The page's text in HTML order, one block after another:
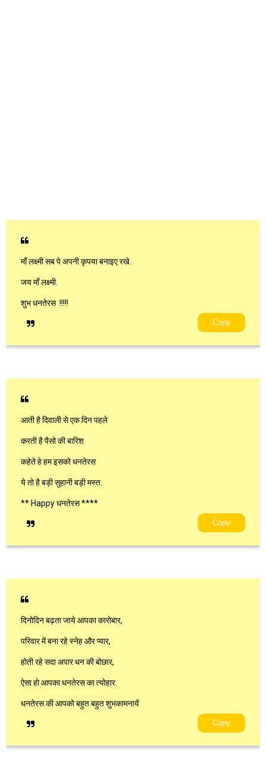
माँ लक्ष्मी सब पे अपनी कृपया बनाइए रखे.
जय माँ लक्ष्मी.
शुभ धनतेरस !!!!!
Copy
आती है दिवाली से एक दिन पहले
करती है पैसो की बारिश
कहेते हे हम इसको धनतेरस
ये तो है बड़ी सुहानी बड़ी मस्त.
** Happy धनतेरस ****
Copy
दिनोदिन बढ़ता जाये आपका कारोबार,
परिवार में बना रहे स्नेह और प्यार,
होती रहे सदा अपार धन की बोछार,
ऐसा हो आपका धनतेरस का त्योहार.
धनतेरस की आपको बहुत बहुत शुभकामनायें
Copy